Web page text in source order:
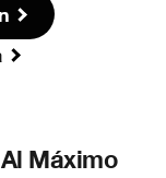
Máximo